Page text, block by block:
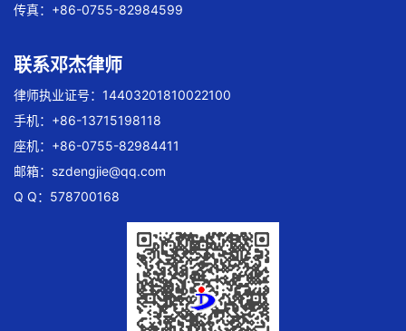
传真：+86-0755-82984599
联系邓杰律师
律师执业证号：14403201810022100
手机：+86-13715198118
座机：+86-0755-82984411
邮箱： szdengjie@qq.com
Q Q：578700168